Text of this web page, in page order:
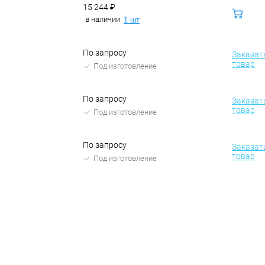
15 244 ₽
в наличии 1 шт
корзину
По запросу
Под изготовление
товар
По запросу
Под изготовление
товар
По запросу
Под изготовление
товар